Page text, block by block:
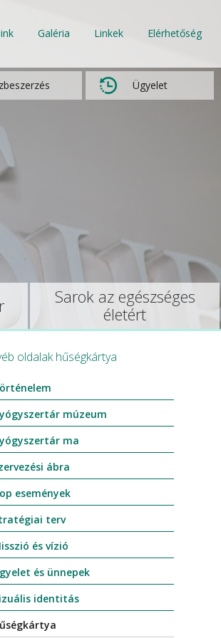
Galéria Linkek Elérhetőség
Ügyelet
Sarok az egészséges
életért
oldalak hűségkártya
múzeum
ma
ábra
események
terv
és vízió
és ünnepek
identitás